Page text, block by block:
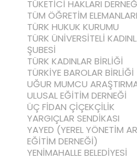
TÜKETİCİ HAKLARI
TÜM ÖĞRETİM
TÜRK HUKUK KURUMU
TÜRK ÜNİVERSİTELİ
ŞUBESİ
TÜRK KADINLAR BİRLİĞİ
TÜRKİYE BAROLAR BİRLİĞİ
UĞUR MUMCU
ULUSAL EĞİTİM DERNEĞİ
ÜÇ FİDAN ÇİÇEKÇİLİK
YARGIÇLAR SENDİKASI
YAYED (YEREL YÖNETİM
EĞİTİM DERNEĞİ)
YENİMAHALLE BELEDİYESİ